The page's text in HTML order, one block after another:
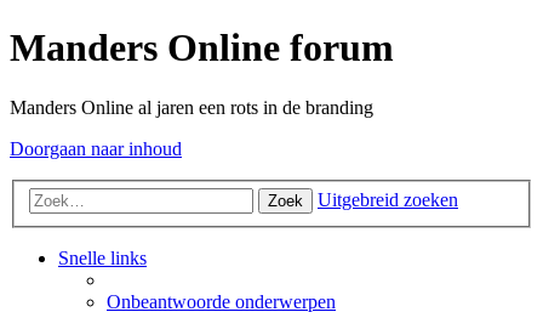
Manders Online forum
Manders Online al jaren een rots in de branding
Doorgaan naar inhoud
Zoek Uitgebreid zoeken
Snelle links
Onbeantwoorde onderwerpen